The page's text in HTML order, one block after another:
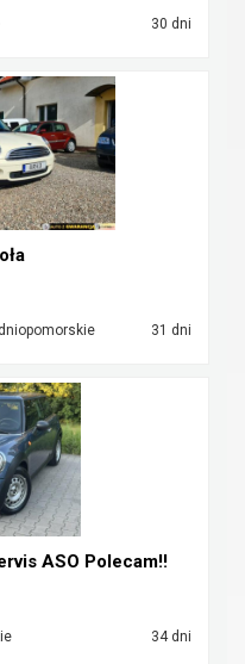
30 dni
31 dni
ASO Polecam!!
34 dni